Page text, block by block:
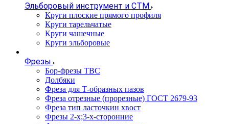
Эльборовый инструмент и СТМ
Круги плоские прямого профиля
Круги тарельчатые
Круги чашечные
Круги эльборовые
Фрезы
Бор-фрезы ТВС
Долбяки
Фреза для Т-образных пазов
Фреза отрезные (прорезные) ГОСТ 2679-93
Фреза тип ласточкин хвост
Фрезы 2-х;3-х-сторонние